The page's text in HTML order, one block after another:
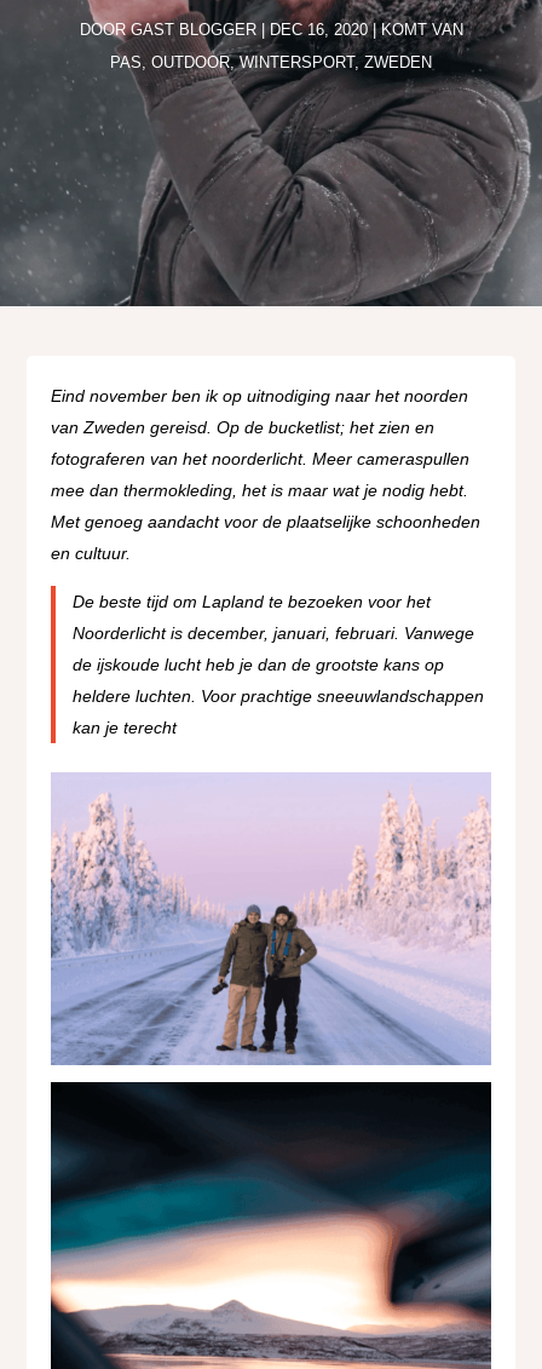
DOORGAST BLOGGER| DEC 16, 2020|KOMT VAN
PAS , OUTDOOR,WINTERSPORT, ZWEDEN
Eind november ben ik op uitnodiging naar het noorden
van Zweden gereisd. Op de bucketlist; het zien en
fotograferen van het noorderlicht. Meer cameraspullen
mee dan thermokleding, het is maar wat je nodig hebt.
Met genoeg aandacht voor de plaatselijke schoonheden
en cultuur.
De beste tijd om Lapland te bezoeken voor het
Noorderlicht is december, januari, februari. Vanwege
de ijskoude lucht heb je dan de grootste kans op
heldere luchten. Voor prachtige sneeuwlandschappen
kan je terecht